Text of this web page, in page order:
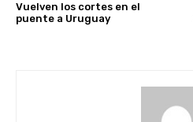
Vuelven los cortes en el
puente a Uruguay